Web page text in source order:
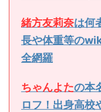
緒方友莉奈は何
長や体重等の
全網羅
ちゃんよたの本
ロフ！出身高校